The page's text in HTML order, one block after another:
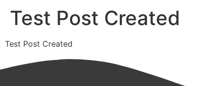
Test Post Created
Test Post Created